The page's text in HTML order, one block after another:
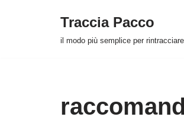
Traccia Pacco
il modo più semplice per